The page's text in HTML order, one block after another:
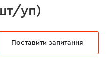
уп)
Поставити запитання